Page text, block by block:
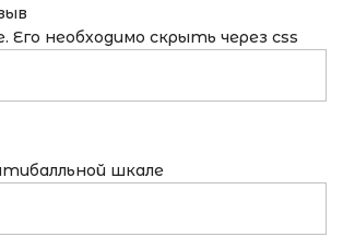
Его необходимо скрыть через css
шкале